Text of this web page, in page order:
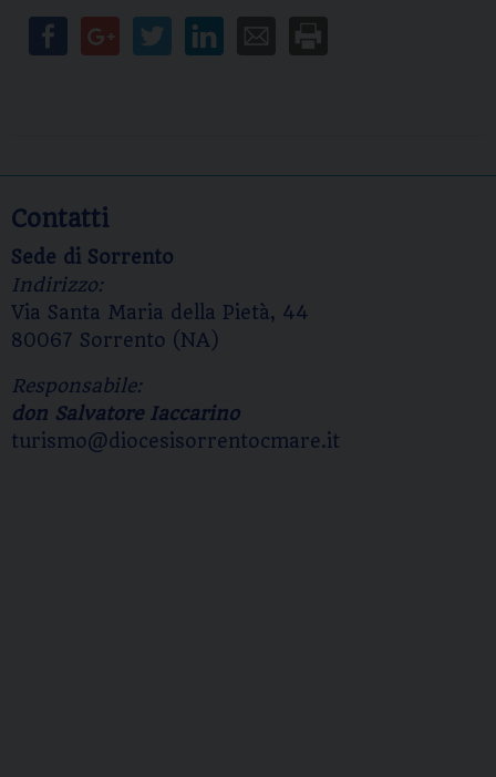
Contatti
Sede di Sorrento
Indirizzo:
Via Santa Maria della Pietà, 44
80067 Sorrento (NA)
Responsabile:
don Salvatore Iaccarino
turismo@diocesisorrentocmare.it